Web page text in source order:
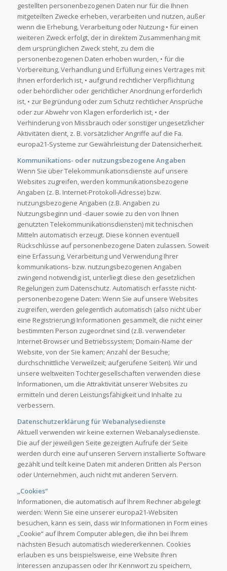
gestellten personenbezogenen Daten nur für die Ihnen
mitgeteilten Zwecke erheben, verarbeiten und nutzen, außer
wenn die Erhebung, Verarbeitung oder Nutzung • für einen
weiteren Zweck erfolgt, der in direktem Zusammenhang mit
dem ursprünglichen Zweck steht, zu dem die
personenbezogenen Daten erhoben wurden, • für die
Vorbereitung, Verhandlung und Erfüllung eines Vertrages mit
Ihnen erforderlich ist, • aufgrund rechtlicher Verpflichtung
oder behördlicher oder gerichtlicher Anordnung erforderlich
ist, • zur Begründung oder zum Schutz rechtlicher Ansprüche
oder zur Abwehr von Klagen erforderlich ist, • der
Verhinderung von Missbrauch oder sonstiger ungesetzlicher
Aktivitäten dient, z. B. vorsätzlicher Angriffe auf die Fa.
europa21-Systeme zur Gewährleistung der Datensicherheit.
Kommunikations- oder nutzungsbezogene Angaben
Wenn Sie über Telekommunikationsdienste auf unsere
Websites zugreifen, werden kommunikationsbezogene
Angaben (z. B. Internet-Protokoll-Adresse) bzw.
nutzungsbezogene Angaben (z.B. Angaben zu
Nutzungsbeginn und -dauer sowie zu den von Ihnen
genutzten Telekommunikationsdiensten) mit technischen
Mitteln automatisch erzeugt. Diese können eventuell
Rückschlüsse auf personenbezogene Daten zulassen. Soweit
eine Erfassung, Verarbeitung und Verwendung Ihrer
kommunikations- bzw. nutzungsbezogenen Angaben
zwingend notwendig ist, unterliegt diese den gesetzlichen
Regelungen zum Datenschutz. Automatisch erfasste nicht-
personenbezogene Daten: Wenn Sie auf unsere Websites
zugreifen, werden gelegentlich automatisch (also nicht über
eine Registrierung) Informationen gesammelt, die nicht einer
bestimmten Person zugeordnet sind (z.B. verwendeter
Internet-Browser und Betriebssystem; Domain-Name der
Website, von der Sie kamen; Anzahl der Besuche;
durchschnittliche Verweilzeit; aufgerufene Seiten). Wir und
unsere weltweiten Tochtergesellschaften verwenden diese
Informationen, um die Attraktivität unserer Websites zu
ermitteln und deren Leistungsfähigkeit und Inhalte zu
verbessern.
Datenschutzerklärung für Webanalysedienste
Aktuell verwenden wir keine externen Webanalysedienste.
Die auf der jeweiligen Seite gezeigten Aufrufe der Seite
werden durch eine auf unseren Servern installierte Software
gezählt und teilt keine Daten mit anderen Dritten als Person
oder Unternehmen, auch nicht mit anderen Servern.
„Cookies“
Informationen, die automatisch auf Ihrem Rechner abgelegt
werden: Wenn Sie eine unserer europa21-Websiten
besuchen, kann es sein, dass wir Informationen in Form eines
„Cookie“ auf Ihrem Computer ablegen, die ihn bei Ihrem
nächsten Besuch automatisch wiedererkennen. Cookies
erlauben es uns beispielsweise, eine Website Ihren
Interessen anzupassen oder Ihr Kennwort zu speichern,